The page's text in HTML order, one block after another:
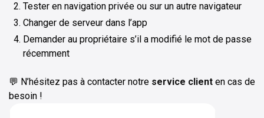
Tester en navigation privée ou sur un autre navigateur
Changer de serveur dans l’app
Demander au propriétaire s’il a modifié le mot de passe
récemment
💬 N’hésitez pas à contacter notre service client en cas de
besoin !